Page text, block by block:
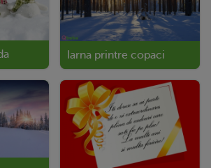
Iarna printre copaci